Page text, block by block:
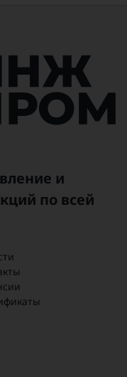
и
по всей